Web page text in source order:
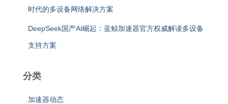
时代的多设备网络解决方案
DeepSeek国产AI崛起：蓝鲸加速器官方权威解读多设备
支持方案
分类
加速器动态